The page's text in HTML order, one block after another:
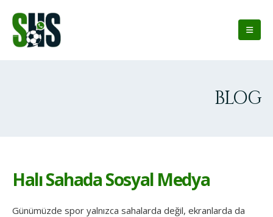
BLOG
Halı Sahada Sosyal Medya
Günümüzde spor yalnızca sahalarda değil, ekranlarda da